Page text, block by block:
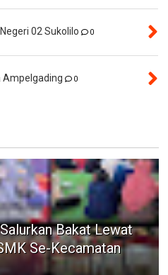
02 Sukolilo 0
Ampelgading 0
Bakat Lewat
Se-Kecamatan